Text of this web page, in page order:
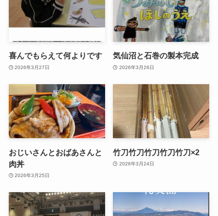
喜んでもらえて何よりです
2026年3月27日
気仙沼と石巻の製本完成
2026年3月26日
おじいさんとおばあさんと
肉丼
2026年3月25日
竹刀竹刀竹刀竹刀竹刀×2
2026年3月24日